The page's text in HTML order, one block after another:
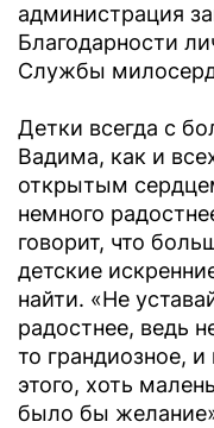
администрация
Благодарности
Службы
Детки всегда с
Вадима, как и
открытым
немного
говорит, что
детские
найти. «Не
радостнее, ведь
то грандиозное,
этого, хоть
было бы